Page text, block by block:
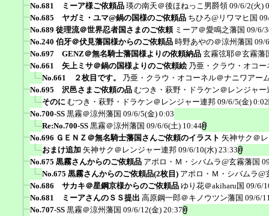
No.681 ミーア様ご依頼品 瑛の南天＠後ほねっこ男爵領 09/6/2(火)
No.685 ヤガミ・ユマ@鍋の国様のご依頼品 ちひろ@リワマヒ国
No.689 徒理流＠世界忍者国さまのご依頼 ミーア＠愛鳴之藩国 09/6/
No.240 伯牙＠伏見藩国様からのご依頼品 時野あやの＠涼州藩国 09/
No.697 GENZ＠無名騎士藩国様よりの依頼納品 玄霧弦耶＠玄霧藩
No.661 矢上ミサ＠鍋の国様よりのご依頼絵 乃亜・クラウ・オコ
No.661 ２枚目です。
乃亜・クラウ・オコーネル＠ナニワアー
No.695 沢邑さまご依頼の品 むつき・萩野・ドラケン＠レンジャー
そのに むつき・萩野・ドラケン＠レンジャー連邦 09/6/5(金) 0:02
No.700-SS 黒霧＠涼州藩国 09/6/5(金) 0:03
Re:No.700-SS 黒霧＠涼州藩国 09/6/6(土) 10:44
No.696 ＧＥＮＺ＠無名騎士藩国さんご依頼のイラスト 矢神サク＠
おまけ追加 矢神サク＠レンジャー連邦 09/6/10(水) 23:33
No.675 黒霧さんからのご依頼品 アポロ・Ｍ・シバムラ@玄霧藩国
No.675 黒霧さんからのご依頼品(2枚目) アポロ・Ｍ・シバムラ@
No.686 サカキ＠星鋼京様からのご依頼品 ゆり花＠akiharu国 09/6/
No.681 ミーアさんのＳＳ提出 高原鋼一郎＠キノウツン藩国 09/6/
No.707-SS 黒霧＠涼州藩国 09/6/12(金) 20:37